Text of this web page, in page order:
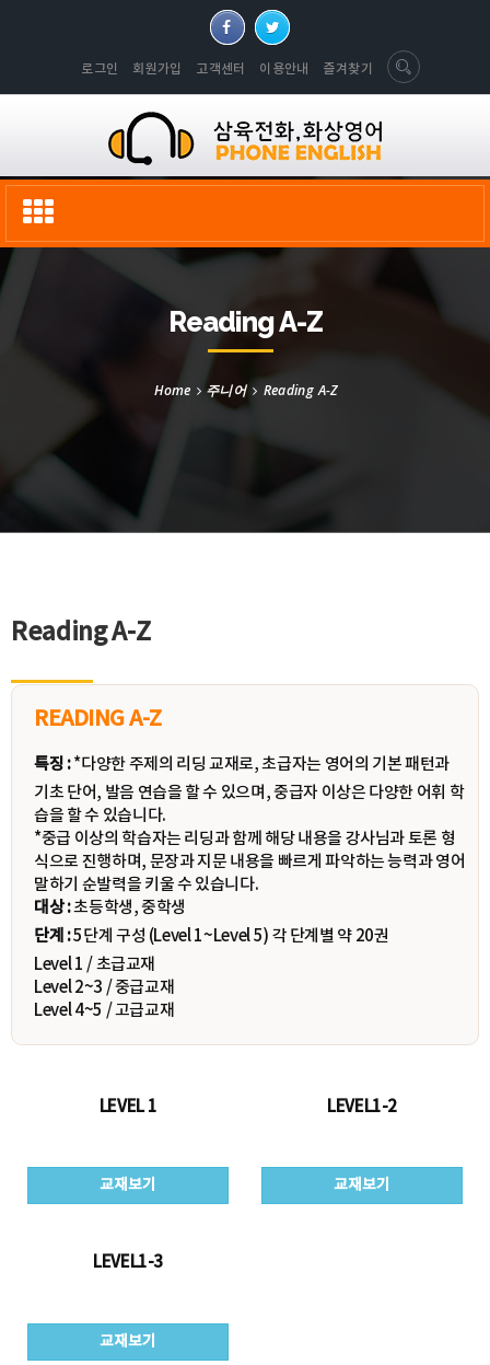
로그인 회원가입 고객센터 이용안내 즐겨찾기
Toggle
Reading A-Z
Home 주니어 Reading A-Z
Reading A-Z
READING A-Z
특징 :*다양한 주제의 리딩 교재로, 초급자는 영어의 기본 패턴과
기초 단어, 발음 연습을 할 수 있으며, 중급자 이상은 다양한 어휘 학
습을 할 수 있습니다.
*중급 이상의 학습자는 리딩과 함께 해당 내용을 강사님과 토론 형
식으로 진행하며, 문장과 지문 내용을 빠르게 파악하는 능력과 영어
말하기 순발력을 키울 수 있습니다.
대상 :초등학생, 중학생
단계 :5단계 구성 (Level 1~Level 5) 각 단계별 약 20권
Level 1 / 초급교재
Level 2~3 / 중급교재
Level 4~5 / 고급교재
LEVEL 1
교재보기
LEVEL1-2
교재보기
LEVEL1-3
교재보기